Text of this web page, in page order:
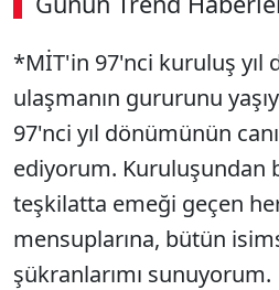
00:04 / 09:08
*MİT'in 97'nci kuruluş yıl
ulaşmanın gururunu
97'nci yıl dönümünün
ediyorum. Kuruluşundan
teşkilatta emeği geçen
mensuplarına, bütün
şükranlarımı sunuyorum.